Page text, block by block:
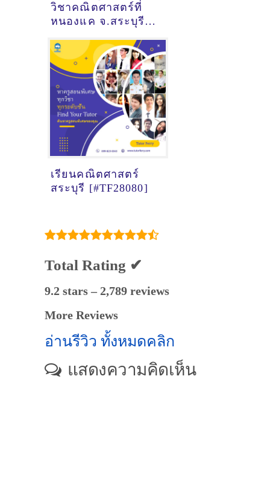
วิชาคณิตศาสตร์ที่
หนองแค จ.สระบุรี
เรียนคณิตศาสตร์
สระบุรี [#TF28080]
Total Rating ✔
9.2 stars – 2,789 reviews
More Reviews
อ่านรีวิว ทั้งหมดคลิก
แสดงความคิดเห็น